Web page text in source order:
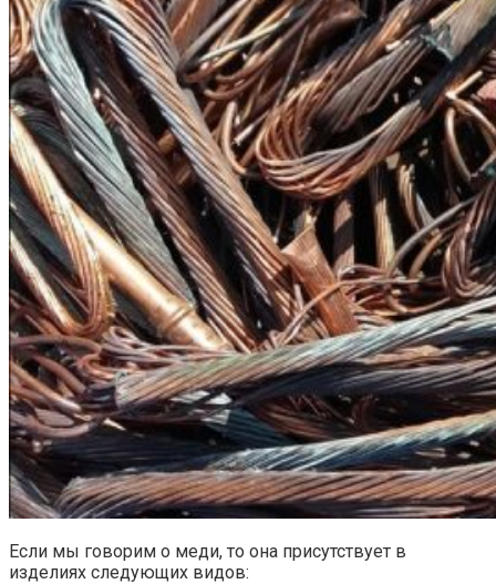
Если мы говорим о меди, то она присутствует в
изделиях следующих видов: